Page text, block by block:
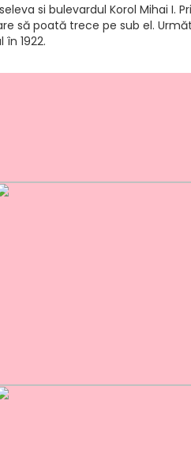
si bulevardul Korol Mihai I.
să poată trece pe sub el.
1922.